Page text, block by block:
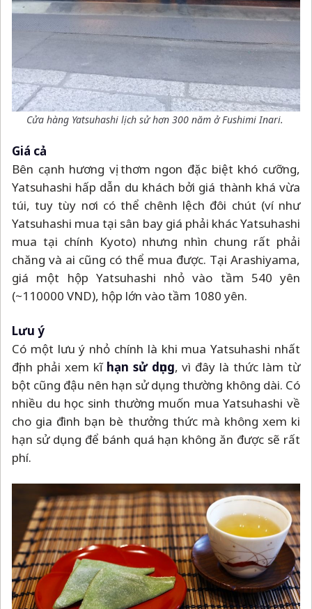
Cửa hàng Yatsuhashi lịch sử hơn 300 năm ở Fushimi Inari.
Giá cả
Bên cạnh hương vị thơm ngon đặc biệt khó cưỡng,
Yatsuhashi hấp dẫn du khách bởi giá thành khá vừa
túi, tuy tùy nơi có thể chênh lệch đôi chút (ví như
Yatsuhashi mua tại sân bay giá phải khác Yatsuhashi
mua tại chính Kyoto) nhưng nhìn chung rất phải
chăng và ai cũng có thể mua được. Tại Arashiyama,
giá một hộp Yatsuhashi nhỏ vào tầm 540 yên
(~110000 VND), hộp lớn vào tầm 1080 yên.
Lưu ý
Có một lưu ý nhỏ chính là khi mua Yatsuhashi nhất
định phải xem kĩ hạn sử dụng, vì đây là thức làm từ
bột cũng đậu nên hạn sử dụng thường không dài. Có
nhiều du học sinh thường muốn mua Yatsuhashi về
cho gia đình bạn bè thưởng thức mà không xem ki
hạn sử dụng để bánh quá hạn không ăn được sẽ rất
phí.